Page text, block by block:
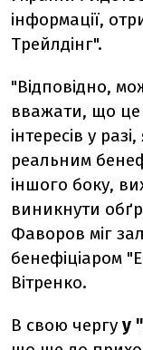
інформації,
Трейлдінг".
"Відповідно,
вважати, що це
інтересів у
реальним
іншого боку,
виникнути
Фаворов міг
бенефіціаром
Вітренко.
В свою чергу у